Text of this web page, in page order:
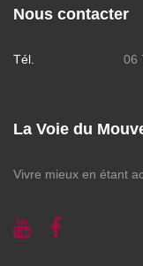
Nous contacter
Tél. 06
La Voie du
Vivre mieux en étant